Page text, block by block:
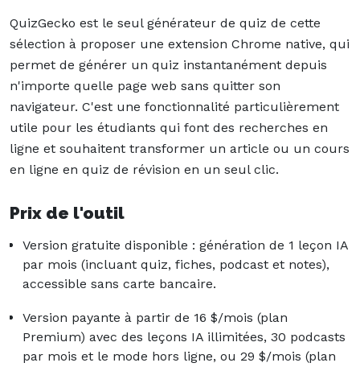
QuizGecko est le seul générateur de quiz de cette
sélection à proposer une extension Chrome native, qui
permet de générer un quiz instantanément depuis
n'importe quelle page web sans quitter son
navigateur. C'est une fonctionnalité particulièrement
utile pour les étudiants qui font des recherches en
ligne et souhaitent transformer un article ou un cours
en ligne en quiz de révision en un seul clic.
Prix de l'outil
Version gratuite disponible : génération de 1 leçon IA
par mois (incluant quiz, fiches, podcast et notes),
accessible sans carte bancaire.
Version payante à partir de 16 $/mois (plan
Premium) avec des leçons IA illimitées, 30 podcasts
par mois et le mode hors ligne, ou 29 $/mois (plan